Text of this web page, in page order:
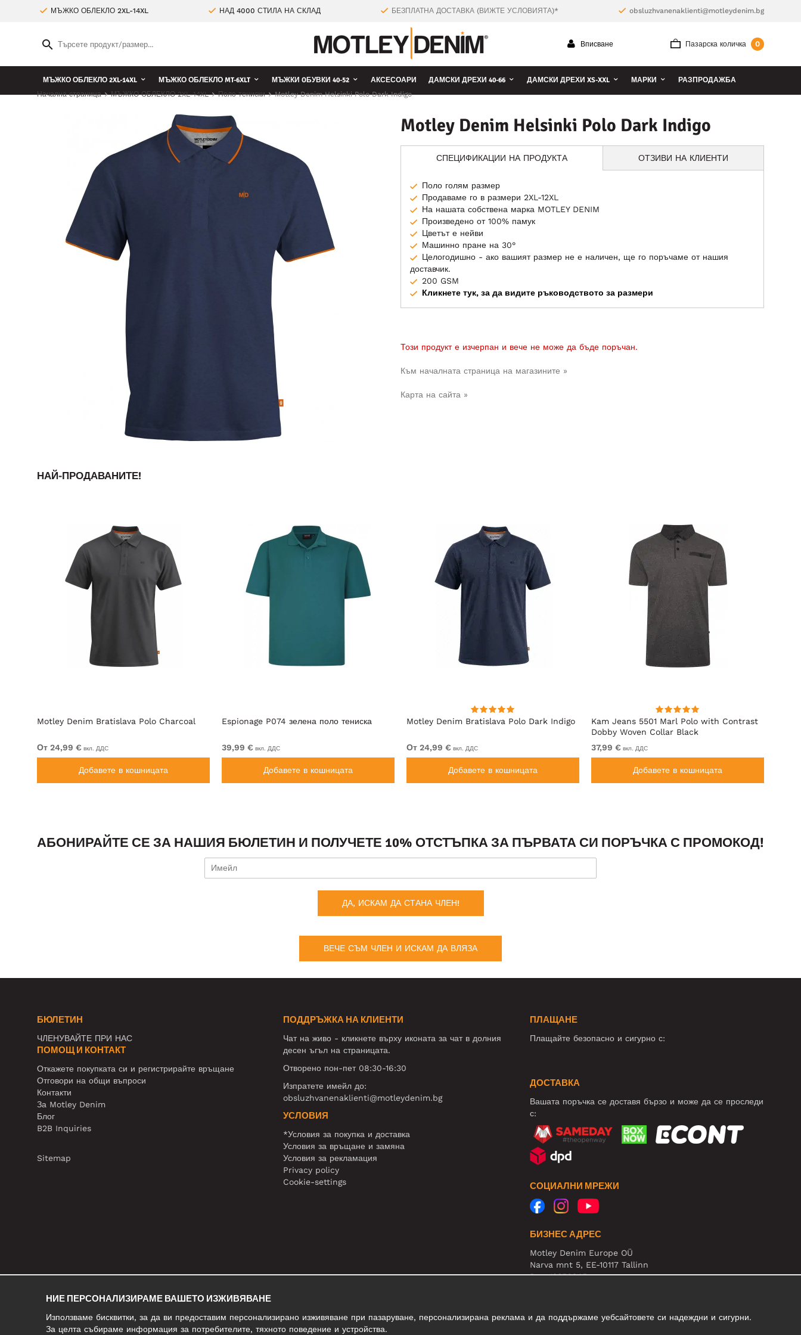
МЪЖКО ОБЛЕКЛО 2XL-14XL НАД 4000 СТИЛА НА СКЛАД БЕЗПЛАТНА ДОСТАВКА (ВИЖТЕ УСЛОВИЯТА)* obsluzhvanenaklienti@motleydenim.bg
Пазарска количка 0
Вписване
МЪЖКО ОБЛЕКЛО 2XL-14XL МЪЖКО ОБЛЕКЛО MT-6XLT МЪЖКИ OБУВКИ 40-52 АКСЕСОАРИ ДАМСКИ ДРЕХИ 40-66 ДАМСКИ ДРЕХИ XS-XXL МАРКИ РАЗПРОДАЖБА
Начална страница МЪЖКО ОБЛЕКЛО 2XL-14XL Поло тениски Motley Denim Helsinki Polo Dark Indigo
Motley Denim Helsinki Polo Dark Indigo
СПЕЦИФИКАЦИИ НА ПРОДУКТА ОТЗИВИ НА КЛИЕНТИ
Поло голям размер
Продаваме го в размери 2XL-12XL
На нашата собствена марка MOTLEY DENIM
Произведено от 100% памук
Цветът е нейви
Машинно пране на 30°
Целогодишно - ако вашият размер не е наличен, ще го поръчаме от нашия
доставчик.
200 GSM
Кликнете тук, за да видите ръководството за размери
Този продукт е изчерпан и вече не може да бъде поръчан.
Към началната страница на магазините »
Карта на сайта »
НАЙ-ПРОДАВАНИТЕ!
Motley Denim Bratislava Polo Charcoal
От 24,99 € вкл. ДДС
Добавете в кошницата
Espionage P074 зелена поло тениска
39,99 € вкл. ДДС
Добавете в кошницата
Motley Denim Bratislava Polo Dark Indigo
От 24,99 € вкл. ДДС
Добавете в кошницата
Kam Jeans 5501 Marl Polo with Contrast
Dobby Woven Collar Black
37,99 € вкл. ДДС
Добавете в кошницата
АБОНИРАЙТЕ СЕ ЗА НАШИЯ БЮЛЕТИН И ПОЛУЧЕТЕ 10% ОТСТЪПКА ЗА ПЪРВАТА СИ ПОРЪЧКА С ПРОМОКОД!
ДА, ИСКАМ ДА СТАНА ЧЛЕН!
ВЕЧЕ СЪМ ЧЛЕН И ИСКАМ ДА ВЛЯЗА
БЮЛЕТИН
ЧЛЕНУВАЙТЕ ПРИ НАС
ПОМОЩ И КОНТАКТ
Откажете покупката си и регистрирайте връщане
Отговори на общи въпроси
Контакти
За Motley Denim
Блог
B2B Inquiries
Sitemap
ПОДДРЪЖКА НА КЛИЕНТИ
Чат на живо - кликнете върху иконата за чат в долния
десен ъгъл на страницата.
Отворено пон-пет 08:30-16:30
Изпратете имейл до:
obsluzhvanenaklienti@motleydenim.bg
УСЛОВИЯ
*Условия за покупка и доставка
Условия за връщане и замяна
Условия за рекламация
Privacy policy
Cookie-settings
ПЛАЩАНЕ
Плащайте безопасно и сигурно с:
ДОСТАВКА
Вашата поръчка се доставя бързо и може да се проследи
с:
СОЦИАЛНИ МРЕЖИ
БИЗНЕС АДРЕС
Motley Denim Europe OÜ
Narva mnt 5, EE-10117 Tallinn
Reg: 12356245
НИЕ ПЕРСОНАЛИЗИРАМЕ ВАШЕТО ИЗЖИВЯВАНЕ
Използваме бисквитки, за да ви предоставим персонализирано изживяване при пазаруване, персонализирана реклама и да поддържаме уебсайтовете си надеждни и сигурни.
За целта събираме информация за потребителите, тяхното поведение и устройства.